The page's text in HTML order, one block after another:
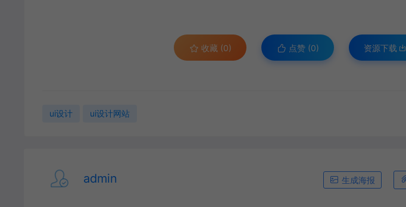
收藏 (0) 点赞 (0) 资源下载
ui设计 ui设计网站
admin 生成海报